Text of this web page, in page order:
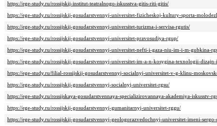
https://ege-study.ru/rossijskij-institut-teatralnogo-iskusstva-gitis-riti-gitis/
https://ege-study.ru/rossijskij-gosudarstvennyj-universitet-fizicheskoj-kultury-sporta-
https://ege-study.ru/rossijskij-gosudarstvennyj-universitet-turizma-i-servisa-rgutis/
https://ege-study.ru/rossijskij-gosudarstvennyj-universitet-pravosudiya-rgup/
https://ege-study.ru/rossijskij-gosudarstvennyj-universitet-nefti-i-gaza-niu-im-i-m-gubkina-
https://ege-study.ru/rossijskij-gosudarstvennyj-universitet-im-a-n-kosygina-texnologii-dizajn-
https://ege-study.ru/filial-rossijskij-gosudarstvennyj-socialnyj-universitet-v-g-klinu-
https://ege-study.ru/rossijskij-gosudarstvennyj-socialnyj-universitet-rgsu/
https://ege-study.ru/rossijskaya-gosudarstvennaya-specializirovannaya-akademiya-iskusstv-
https://ege-study.ru/rossijskij-gosudarstvennyj-gumanitarnyj-universitet-rggu/
https://ege-study.ru/rossijskij-gosudarstvennyj-geologorazvedochnyj-universitet-imeni-